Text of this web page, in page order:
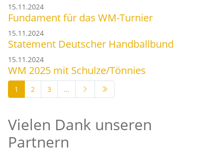
15.11.2024
Fundament für das WM-Turnier
15.11.2024
Statement Deutscher Handballbund
15.11.2024
WM 2025 mit Schulze/Tönnies
1 2 3 …
Vielen Dank unseren
Partnern